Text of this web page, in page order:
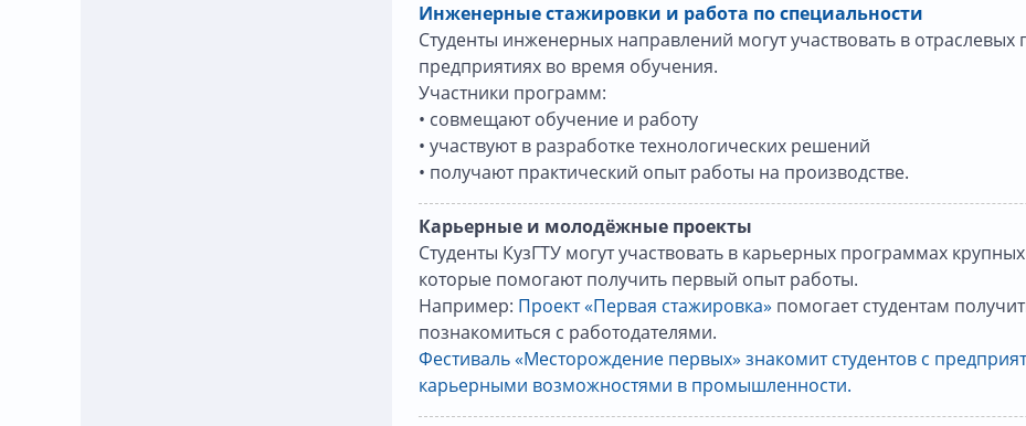
Инженерные стажировки и работа по специальности
Студенты инженерных направлений могут участвовать в
предприятиях во время обучения.
Участники программ:
• совмещают обучение и работу
• участвуют в разработке технологических решений
• получают практический опыт работы на производстве.
Карьерные и молодёжные проекты
Студенты КузГТУ могут участвовать в карьерных программах
которые помогают получить первый опыт работы.
Например: Проект «Первая стажировка» помогает студентам
познакомиться с работодателями.
Фестиваль «Месторождение первых» знакомит студентов с
карьерными возможностями в промышленности.